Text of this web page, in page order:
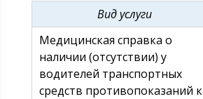
Вид услуги
Медицинская справка о
наличии (отсутствии) у
водителей транспортных
средств противопоказаний к